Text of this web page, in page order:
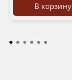
В корзину